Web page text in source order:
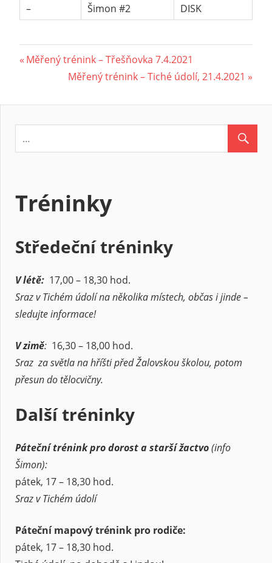
– Šimon #2 DISK
Navigace
příspěvek
Previous
Měřený trénink – Třešňovka 7.4.2021
Next
Měřený trénink – Tiché údolí, 21.4.2021
Tréninky
Středeční tréninky
V létě: 17,00 – 18,30 hod.
Sraz v Tichém údolí na několika místech, občas i jinde –
sledujte informace!
V zimě: 16,30 – 18,00 hod.
Sraz za světla na hříšti před Žalovskou školou, potom
přesun do tělocvičny.
Další tréninky
Páteční trénink pro dorost a starší žactvo(info
Šimon):
pátek, 17 – 18,30 hod.
Sraz v Tichém údolí
Páteční mapový trénink pro rodiče:
pátek, 17 – 18,30 hod.